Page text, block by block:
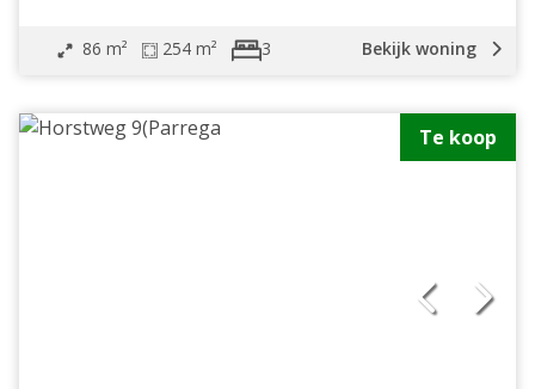
86 m² 254 m² 3 Bekijk woning
Te koop